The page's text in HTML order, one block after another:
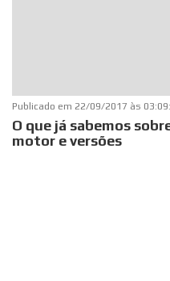
Publicado em 22/09/2017 às
O que já sabemos
motor e versões